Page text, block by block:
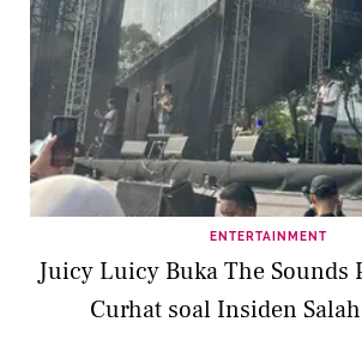
ENTERTAINMENT
Juicy Luicy Buka The Sounds
Curhat soal Insiden